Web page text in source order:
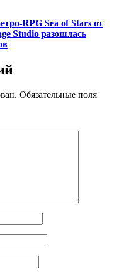
RPG Sea of Stars от
Studio разошлась
Обязательные поля